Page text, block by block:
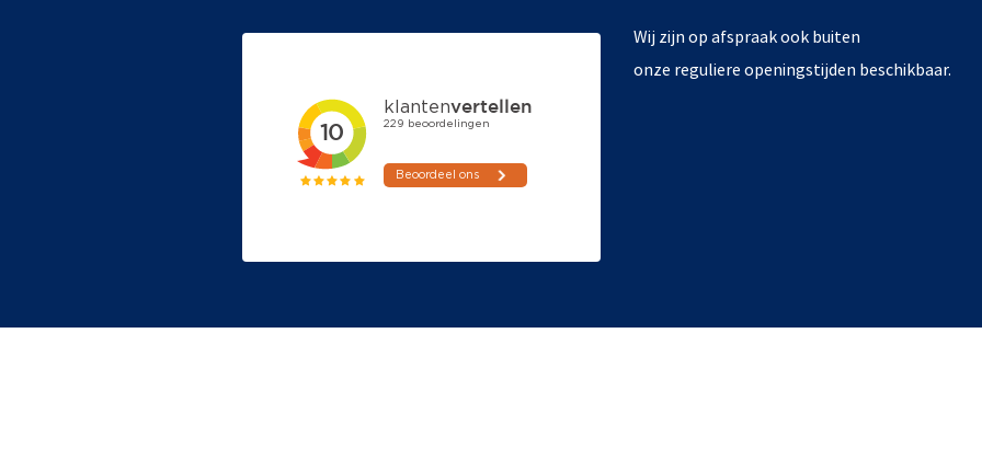
Wij zijn op afspraak ook buiten
onze reguliere openingstijden beschikbaar.